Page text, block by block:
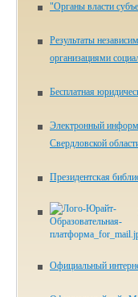
"Органы власти
Результаты
организациями
Бесплатная
Электронный
Свердловской
Президентская
Официальный